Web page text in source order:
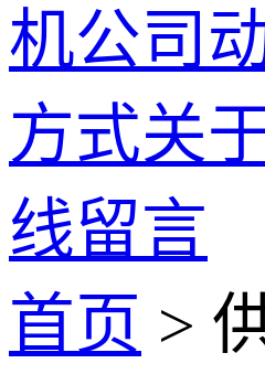
机公司
方式关
线留言
首页 >